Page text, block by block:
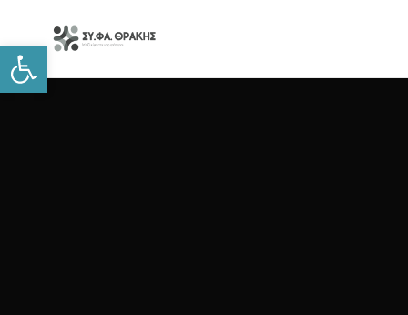
Open toolbar